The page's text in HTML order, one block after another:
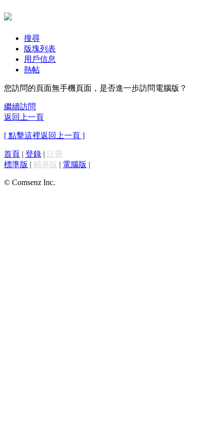
搜尋
版塊列表
用戶信息
熱帖
您訪問的頁面無手機頁面，是否進一步訪問電腦版？
繼續訪問
返回上一頁
[ 點擊這裡返回上一頁 ]
首頁 | 登錄 | 註冊
標準版 | 觸屏版 | 電腦版 |
© Comsenz Inc.